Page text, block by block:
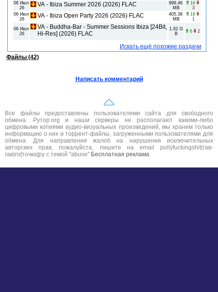
06 Июл
26
VA - Ibiza Summer 2026 (2026) FLAC
999.46
MB
16
3
06 Июл
26
VA - Ibiza Open Party 2026 (2026) FLAC
405.38
MB
18
1
06 Июл
26
VA - Buddha-Bar - Summer Sessions Ibiza [24Bit,
Hi-Res] (2026) FLAC
1.62 G
B
6 2
Искать ещё похожие раздачи
Файлы (42)
Написать комментарий
Все файлы предоставлены пользователями сайта для свободного
обмена. Рутор.org и наши серверы не располагают какими-либо
цифровыми копиями аудио-визуальных произведений, мы храним только
информацию о них и торрент-файлы, загруженными пользователями для
обмена. Для направления жалоб на нарушения исключительных
авторских прав, пожалуйста, пишите на email pollyfuckingshit(гав-
гав)ro[точка]ру с темой "abuse" Бесплатная реклама